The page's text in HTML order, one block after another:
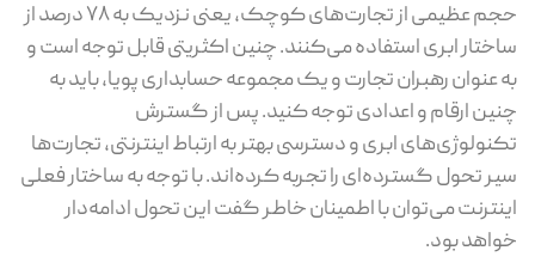
حجم عظیمی از تجارت‌های کوچک، یعنی نزدیک به ۷۸ درصد از
ساختار ابری استفاده می‌کنند. چنین اکثریتی قابل توجه است و
به عنوان رهبران تجارت و یک مجموعه حسابداری پویا، باید به
چنین ارقام و اعدادی توجه کنید. پس از گسترش
تکنولوژی‌های ابری و دسترسی بهتر به ارتباط اینترنتی، تجارت‌ها
سیر تحول گسترده‌ای را تجربه کرده‌اند. با توجه به ساختار فعلی
اینترنت می‌توان با اطمینان خاطر گفت این تحول ادامه‌دار
خواهد بود.